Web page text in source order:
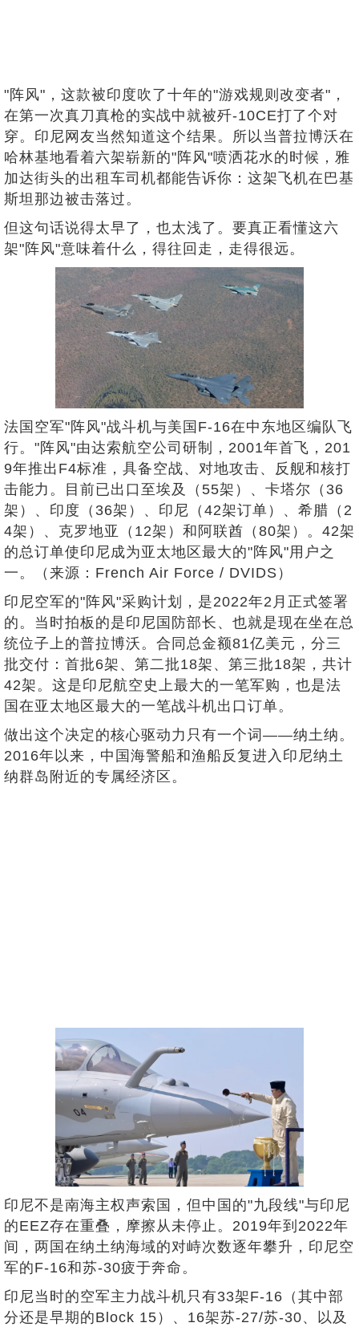
"阵风"，这款被印度吹了十年的"游戏规则改变者"，
在第一次真刀真枪的实战中就被歼-10CE打了个对
穿。印尼网友当然知道这个结果。所以当普拉博沃在
哈林基地看着六架崭新的"阵风"喷洒花水的时候，雅
加达街头的出租车司机都能告诉你：这架飞机在巴基
斯坦那边被击落过。
但这句话说得太早了，也太浅了。要真正看懂这六
架"阵风"意味着什么，得往回走，走得很远。
法国空军"阵风"战斗机与美国F-16在中东地区编队飞
行。"阵风"由达索航空公司研制，2001年首飞，201
9年推出F4标准，具备空战、对地攻击、反舰和核打
击能力。目前已出口至埃及（55架）、卡塔尔（36
架）、印度（36架）、印尼（42架订单）、希腊（2
4架）、克罗地亚（12架）和阿联酋（80架）。42架
的总订单使印尼成为亚太地区最大的"阵风"用户之
一。（来源：French Air Force / DVIDS）
印尼空军的"阵风"采购计划，是2022年2月正式签署
的。当时拍板的是印尼国防部长、也就是现在坐在总
统位子上的普拉博沃。合同总金额81亿美元，分三
批交付：首批6架、第二批18架、第三批18架，共计
42架。这是印尼航空史上最大的一笔军购，也是法
国在亚太地区最大的一笔战斗机出口订单。
做出这个决定的核心驱动力只有一个词——纳土纳。
2016年以来，中国海警船和渔船反复进入印尼纳土
纳群岛附近的专属经济区。
印尼不是南海主权声索国，但中国的"九段线"与印尼
的EEZ存在重叠，摩擦从未停止。2019年到2022年
间，两国在纳土纳海域的对峙次数逐年攀升，印尼空
军的F-16和苏-30疲于奔命。
印尼当时的空军主力战斗机只有33架F-16（其中部
分还是早期的Block 15）、16架苏-27/苏-30、以及